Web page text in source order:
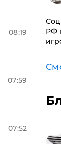
08:19
07:59
07:52
РФ